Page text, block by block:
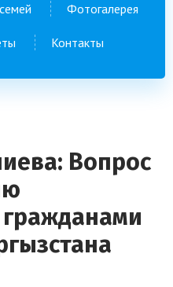
Фотогалерея
Контакты
Вопрос